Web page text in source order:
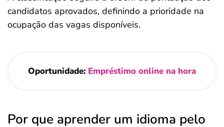
candidatos aprovados, definindo a prioridade na
ocupação das vagas disponíveis.
Oportunidade: Empréstimo online na hora
Por que aprender um idioma pelo